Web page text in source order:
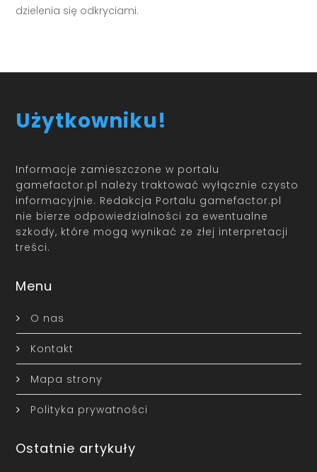
dzielenia się odkryciami.
Użytkowniku!
Informacje zamieszczone w portalu
gamefactor.pl należy traktować wyłącznie czysto
informacyjnie. Redakcja Portalu gamefactor.pl
nie bierze odpowiedzialności za ewentualne
szkody, które mogą wynikać ze złej interpretacji
treści.
Menu
O nas
Kontakt
Mapa strony
Polityka prywatności
Ostatnie artykuły